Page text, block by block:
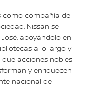
como compañía de
Nissan se
apoyándolo en
a lo largo y
que acciones nobles
y enriquecen
nacional de